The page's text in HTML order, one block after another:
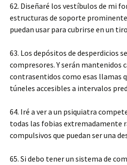
62. Diseñaré los vestíbulos de mi
estructuras de soporte
puedan usar para cubrirse en un
63. Los depósitos de desperdicios
compresores. Y serán mantenidos
contrasentidos como esas llamas
túneles accesibles a intervalos
64. Iré a ver a un psiquiatra
todas las fobias extremadamente
compulsivos que puedan ser una
65. Si debo tener un sistema de